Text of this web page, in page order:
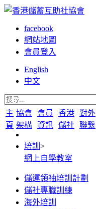
facebook
網站地圖
會員登入
English
中文
主
頁
協會
架構
會員
資訊
香港
儲社
對外
聯繋
培訓 >
網上自學教室
儲運領袖培訓計劃
儲社專職訓練
海外培訓